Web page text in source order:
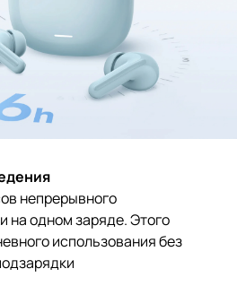
непрерывного
на одном заряде. Этого
использования без